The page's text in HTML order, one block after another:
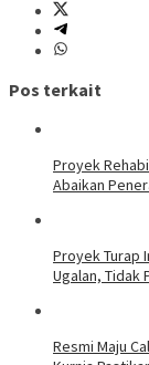
Pos terkait
Proyek
Abaikan
Proyek Turap
Ugalan, Tidak
Resmi Maju